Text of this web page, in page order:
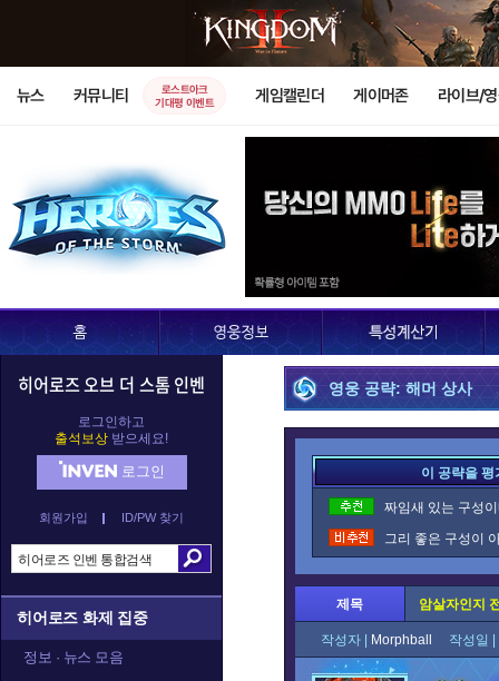
뉴스 커뮤니티
로스트아크
기대평 이벤트
게임캘린더 게이머존 라이브/
히어로즈 오브 더 스톰 인벤
로그인하고
출석보상 받으세요!
로그인
회원가입 ID/PW 찾기
히어로즈 화제 집중
정보 · 뉴스 모음
영웅 공략: 해머 상사
이 공략을
짜임새 있는 구성
그리 좋은 구성이
제목 암살자인지
작성자 | Morphball 작성일 |